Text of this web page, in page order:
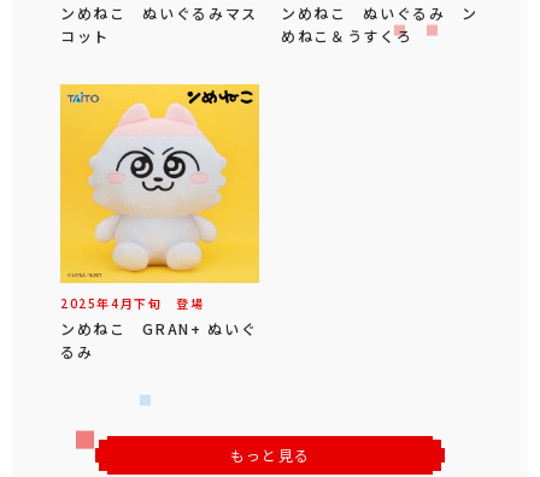
ンめねこ ぬいぐるみマス
コット
ンめねこ ぬいぐるみ ン
めねこ＆うすくろ
2025年4 月下旬 登場
ンめねこ GRAN+ ぬいぐ
るみ
もっと見る